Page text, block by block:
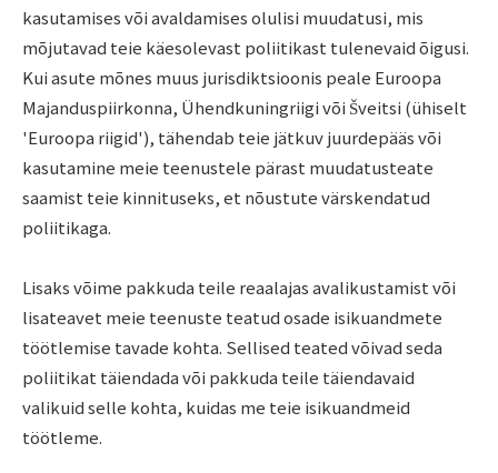
kasutamises või avaldamises olulisi muudatusi, mis
mõjutavad teie käesolevast poliitikast tulenevaid õigusi.
Kui asute mõnes muus jurisdiktsioonis peale Euroopa
Majanduspiirkonna, Ühendkuningriigi või Šveitsi (ühiselt
'Euroopa riigid'), tähendab teie jätkuv juurdepääs või
kasutamine meie teenustele pärast muudatusteate
saamist teie kinnituseks, et nõustute värskendatud
poliitikaga.
Lisaks võime pakkuda teile reaalajas avalikustamist või
lisateavet meie teenuste teatud osade isikuandmete
töötlemise tavade kohta. Sellised teated võivad seda
poliitikat täiendada või pakkuda teile täiendavaid
valikuid selle kohta, kuidas me teie isikuandmeid
töötleme.